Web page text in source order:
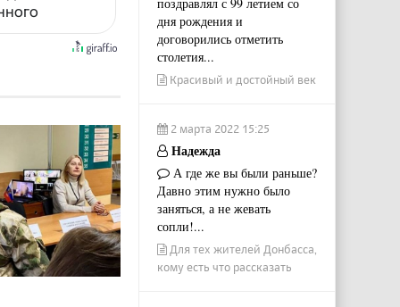
дня рождения и
договорились отметить
столетия...
Красивый и достойный век
2 марта 2022 15:25
Надежда
А где же вы были раньше?
Давно этим нужно было
заняться, а не жевать
сопли!...
Для тех жителей Донбасса,
кому есть что рассказать